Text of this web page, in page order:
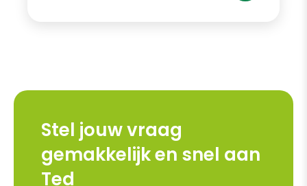
Stel jouw vraag
gemakkelijk en snel aan
Ted